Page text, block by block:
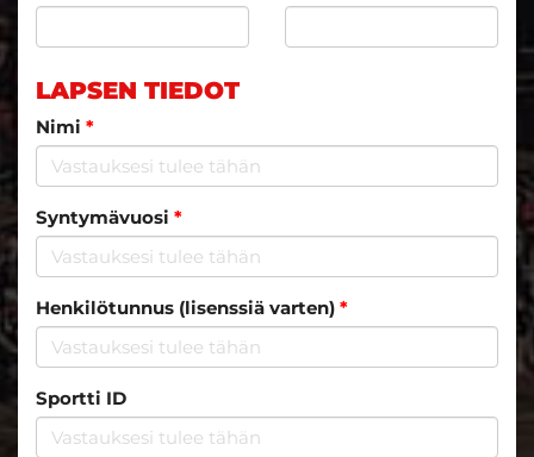
LAPSEN TIEDOT
Nimi *
Syntymävuosi *
Henkilötunnus (lisenssiä varten) *
Sportti ID